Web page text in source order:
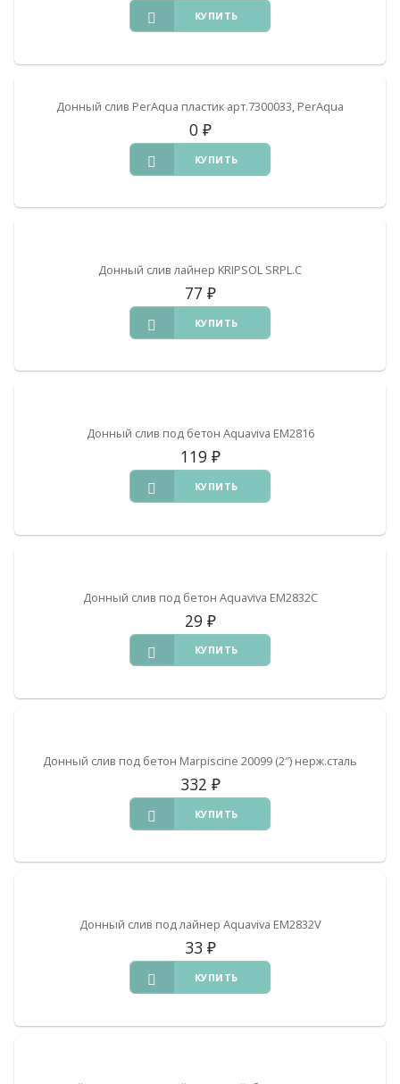
КУПИТЬ
Донный слив PerAqua пластик арт.7300033, PerAqua
0 ₽
КУПИТЬ
Донный слив лайнер KRIPSOL SRPL.C
77 ₽
КУПИТЬ
Донный слив под бетон Aquaviva EM2816
119 ₽
КУПИТЬ
Донный слив под бетон Aquaviva EM2832C
29 ₽
КУПИТЬ
Донный слив под бетон Marpiscine 20099 (2″) нерж.сталь
332 ₽
КУПИТЬ
Донный слив под лайнер Aquaviva EM2832V
33 ₽
КУПИТЬ